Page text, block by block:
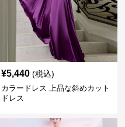
¥5,440 (税込)
カラードレス 上品な斜めカット
ドレス